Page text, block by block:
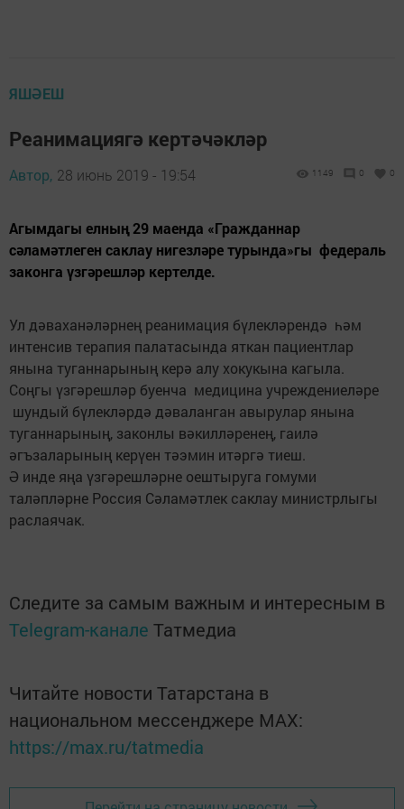
ЯШӘЕШ
Реанимациягә кертәчәкләр
Автор, 28 июнь 2019 - 19:54 1149 0 0
Агымдагы елның 29 маенда «Гражданнар
сәламәтлеген саклау нигезләре турында»гы федераль
законга үзгәрешләр кертелде.
Ул дәваханәләрнең реанимация бүлекләрендә һәм
интенсив терапия палатасында яткан пациентлар
янына туганнарының керә алу хокукына кагыла.
Соңгы үзгәрешләр буенча медицина учреждениеләре
шундый бүлекләрдә дәваланган авырулар янына
туганнарының, законлы вәкилләренең, гаилә
әгъзаларының керүен тәэмин итәргә тиеш.
Ә инде яңа үзгәрешләрне оештыруга гомуми
таләпләрне Россия Сәламәтлек саклау министрлыгы
раслаячак.
Следите за самым важным и интересным в
Telegram-канале Татмедиа
Читайте новости Татарстана в
национальном мессенджере MАХ:
https://max.ru/tatmedia